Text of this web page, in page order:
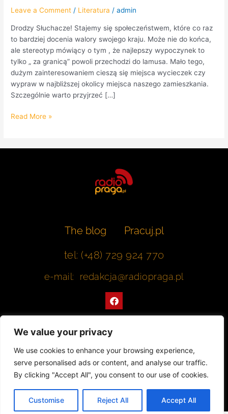
We value your privacy
We use cookies to enhance your browsing experience,
serve personalised ads or content, and analyse our traffic.
By clicking "Accept All", you consent to our use of cookies.
Customise Reject All Accept All
Leave a Comment / Literatura /admin
Drodzy Słuchacze! Stajemy się społeczeństwem, które co raz
to bardziej docenia walory swojego kraju. Może nie do końca,
ale stereotyp mówiący o tym , że najlepszy wypoczynek to
tylko „ za granicą” powoli przechodzi do lamusa. Mało tego,
dużym zainteresowaniem cieszą się miejsca wycieczek czy
wypraw w najbliższej okolicy miejsca naszego zamieszkania.
Szczególnie warto przyjrzeć […]
Read More »
The blog
Pracuj.pl
tel: (+48) 729 924 770
e-mail: redakcja@radiopraga.pl
F
a
c
o
k
Współpracujemy z Muzeum Warszawskiej Pragi
© 2022 All rights Reserved. Radiopraga.pl
Projekt strony internetowej: tomasz-kaminski.pl